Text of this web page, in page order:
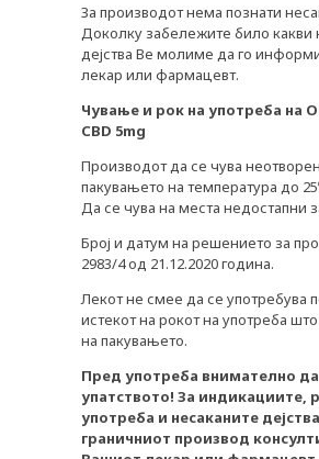
За производот нема познати
Доколку забележите било какви
дејства Ве молиме да го
лекар или фармацевт.
Чување и рок на употреба на
CBD 5mg
Производот да се чува
пакувањето на температура до
Да се чува на места недостапни
Број и датум на решението за
2983/4 oд 21.12.2020 година.
Лекот не смее да се употребува
истекот на рокот на употреба
на пакувањето.
Пред употреба внимателно да
упатството! За индикациите,
употреба и несаканите дејства
граничниот производ